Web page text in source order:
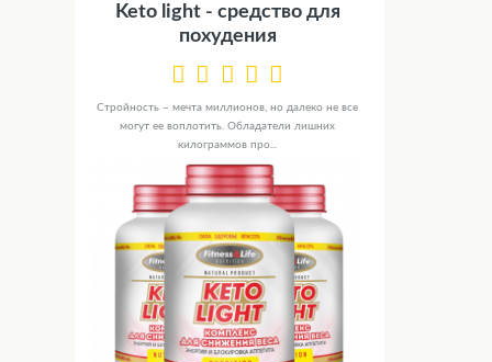
Keto light - средство для
похудения
Стройность – мечта миллионов, но далеко не все
могут ее воплотить. Обладатели лишних
килограммов про...